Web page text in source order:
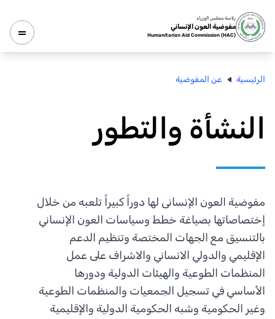
رئاسة مجلس الوزراء
مفوضية العون الإنساني
Humanitarian Aid Commission (HAC)
الرئيسية عن المفوضية
النشأة والتطور
مفوضية العون الإنسانى لها دوراً كبيراً تلعبه من خلال
إختصاصاتها بصياغة خطط وسياسات العون الإنساني
بالتنسيق مع الجهات المختصة وتنظيم الدعم
الإقليمي والدولي الانساني والاشراف على عمل
المنظمات الطوعية والهيئات الدولية ودورها
الأساسي في تسجيل الجمعيات والمنظمات الطوعية
وغير الحكومية وشبه الحكومية الدولية والإقليمية